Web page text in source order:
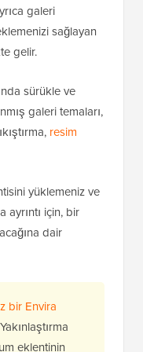
galeri
sağlayan
gelir.
sürükle ve
galeri temaları,
resim
yüklemeniz ve
için, bir
dair
bir Envira
eklentinin